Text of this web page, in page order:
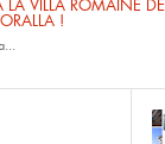
LA VILLA ROMAINE DE
!